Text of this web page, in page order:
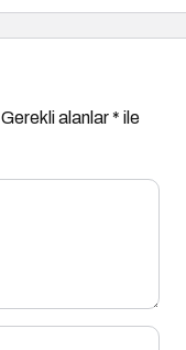
Gerekli alanlar* ile